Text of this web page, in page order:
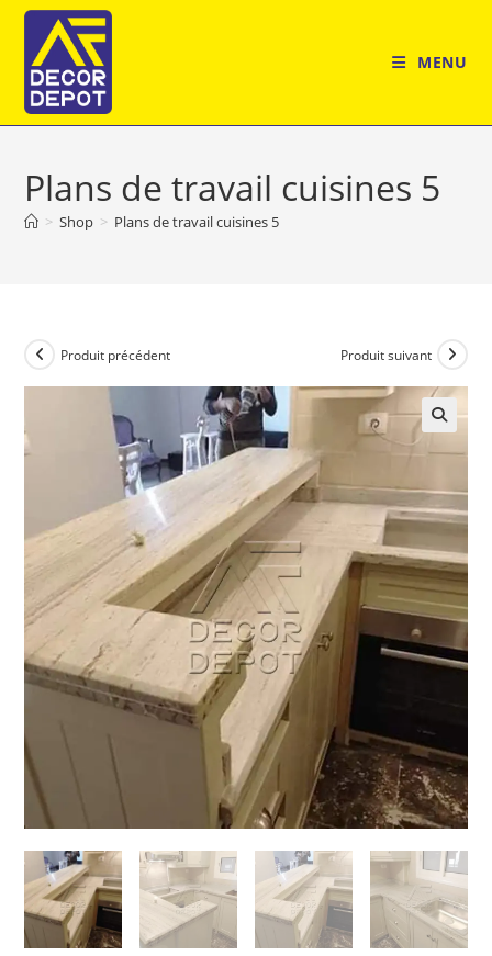
Skip
content
MENU
Plans de travail cuisines 5
> Shop > Plans de travail cuisines 5
Produit précédent Produit suivant